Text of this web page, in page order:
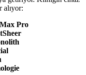
alıyor:
Pro